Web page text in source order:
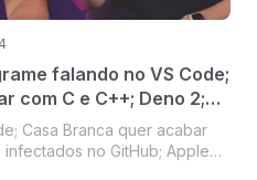
falando no VS Code;
com C e C++; Deno 2;
Casa Branca quer acabar
no GitHub; Apple